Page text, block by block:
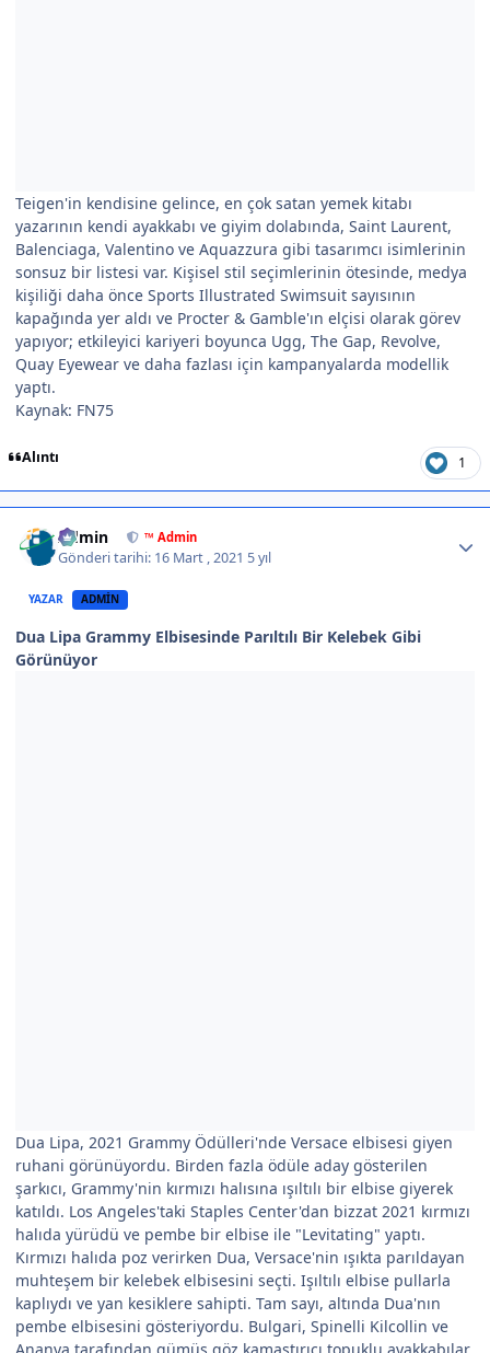
Teigen'in kendisine gelince, en çok satan yemek kitabı
yazarının kendi ayakkabı ve giyim dolabında, Saint Laurent,
Balenciaga, Valentino ve Aquazzura gibi tasarımcı isimlerinin
sonsuz bir listesi var. Kişisel stil seçimlerinin ötesinde, medya
kişiliği daha önce Sports Illustrated Swimsuit sayısının
kapağında yer aldı ve Procter & Gamble'ın elçisi olarak görev
yapıyor; etkileyici kariyeri boyunca Ugg, The Gap, Revolve,
Quay Eyewear ve daha fazlası için kampanyalarda modellik
yaptı.
Kaynak: FN75
Alıntı 1
Admin ™ Admin
Gönderi tarihi: 16 Mart , 2021 5 yıl
YAZAR ADMIN
Dua Lipa Grammy Elbisesinde Parıltılı Bir Kelebek Gibi
Görünüyor
Dua Lipa, 2021 Grammy Ödülleri'nde Versace elbisesi giyen
ruhani görünüyordu. Birden fazla ödüle aday gösterilen
şarkıcı, Grammy'nin kırmızı halısına ışıltılı bir elbise giyerek
katıldı. Los Angeles'taki Staples Center'dan bizzat 2021 kırmızı
halıda yürüdü ve pembe bir elbise ile "Levitating" yaptı.
Kırmızı halıda poz verirken Dua, Versace'nin ışıkta parıldayan
muhteşem bir kelebek elbisesini seçti. Işıltılı elbise pullarla
kaplıydı ve yan kesiklere sahipti. Tam sayı, altında Dua'nın
pembe elbisesini gösteriyordu. Bulgari, Spinelli Kilcollin ve
Ananya tarafından gümüş göz kamaştırıcı topuklu ayakkabılar